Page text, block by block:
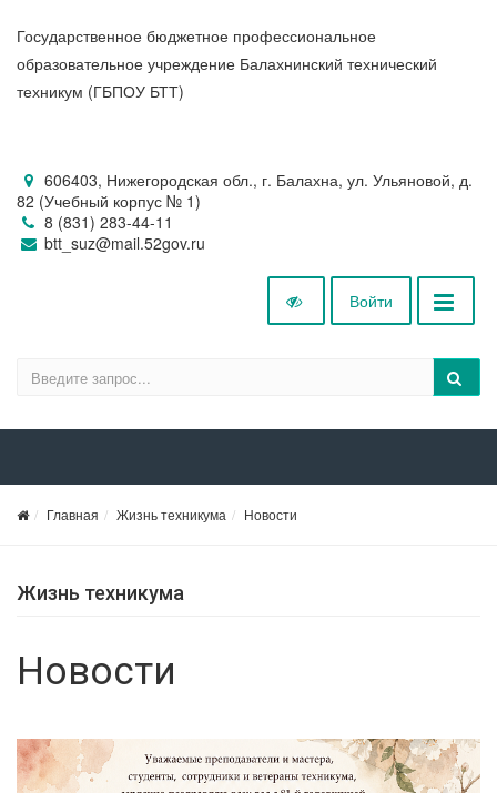
Государственное бюджетное профессиональное
образовательное учреждение Балахнинский технический
техникум (ГБПОУ БТТ)
606403, Нижегородская обл., г. Балахна, ул. Ульяновой, д.
82 (Учебный корпус № 1)
8 (831) 283-44-11
btt_suz@mail.52gov.ru
Войти
Главная Жизнь техникума Новости
Жизнь техникума
Новости